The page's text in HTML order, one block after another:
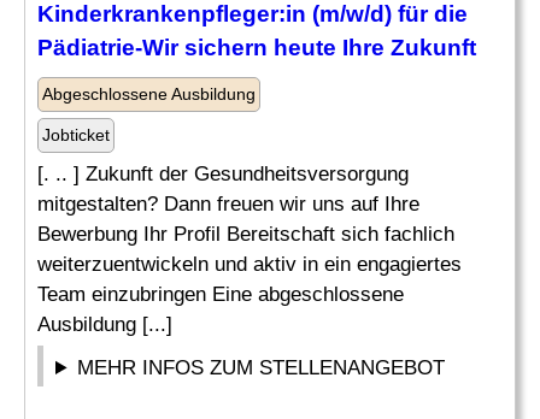
Kinderkrankenpfleger:in (m/w/d) für die
Pädiatrie-Wir sichern heute Ihre Zukunft
Abgeschlossene Ausbildung
Jobticket
[. .. ] Zukunft der Gesundheitsversorgung
mitgestalten? Dann freuen wir uns auf Ihre
Bewerbung Ihr Profil Bereitschaft sich fachlich
weiterzuentwickeln und aktiv in ein engagiertes
Team einzubringen Eine abgeschlossene
Ausbildung [...]
MEHR INFOS ZUM STELLENANGEBOT